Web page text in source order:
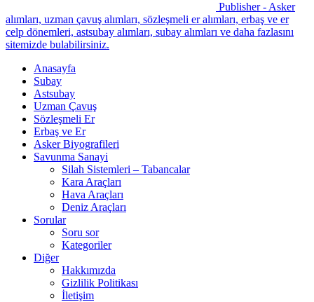
Publisher - Asker
alımları, uzman çavuş alımları, sözleşmeli er alımları, erbaş ve er
celp dönemleri, astsubay alımları, subay alımları ve daha fazlasını
sitemizde bulabilirsiniz.
Anasayfa
Subay
Astsubay
Uzman Çavuş
Sözleşmeli Er
Erbaş ve Er
Asker Biyografileri
Savunma Sanayi
Silah Sistemleri – Tabancalar
Kara Araçları
Hava Araçları
Deniz Araçları
Sorular
Soru sor
Kategoriler
Diğer
Hakkımızda
Gizlilik Politikası
İletişim